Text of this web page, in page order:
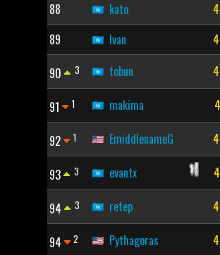
88
kato
89
Ivan
90 3 tobun
91 1 makima
92 1 EmiddlenameG
93 3 evantx
94 3 retep
94 2 Pythagoras